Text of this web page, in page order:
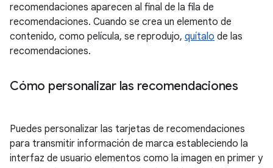
recomendaciones aparecen al final de la fila de
recomendaciones. Cuando se crea un elemento de
contenido, como película, se reprodujo, quítalo de las
recomendaciones.
Cómo personalizar las recomendaciones
Puedes personalizar las tarjetas de recomendaciones
para transmitir información de marca estableciendo la
interfaz de usuario elementos como la imagen en primer y